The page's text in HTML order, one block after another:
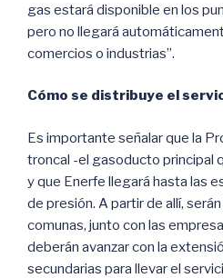
gas estará disponible en los
pero no llegará
comercios o industrias”.
Cómo se distribuye el
Es importante señalar que la
troncal -el gasoducto principal
y que Enerfe llegará hasta las
de presión. A partir de allí,
comunas, junto con las
deberán avanzar con la
secundarias para llevar el